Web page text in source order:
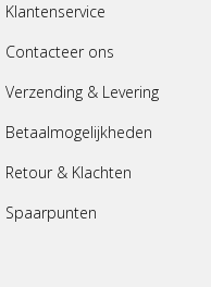
Klantenservice
Contacteer ons
Verzending & Levering
Betaalmogelijkheden
Retour & Klachten
Spaarpunten